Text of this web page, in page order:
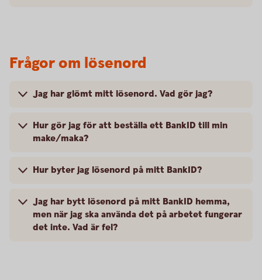
Frågor om lösenord
Jag har glömt mitt lösenord. Vad gör jag?
Hur gör jag för att beställa ett BankID till min
make/maka?
Hur byter jag lösenord på mitt BankID?
Jag har bytt lösenord på mitt BankID hemma,
men när jag ska använda det på arbetet fungerar
det inte. Vad är fel?